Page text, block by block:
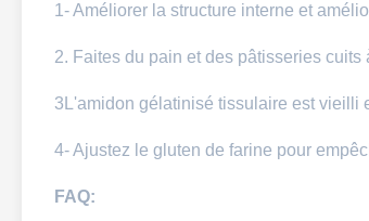
1- Améliorer la structure interne et
2. Faites du pain et des pâtisseries
3L'amidon gélatinisé tissulaire est vieilli
4- Ajustez le gluten de farine pour
FAQ: